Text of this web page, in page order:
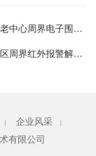
小区、养老中心周界电子围栏报警解决方案
工厂、园区周界红外报警解决方案
| 企业风采 |
有限公司